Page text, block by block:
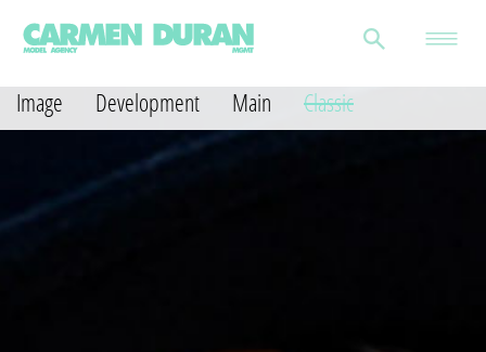
Image Development Main Classic